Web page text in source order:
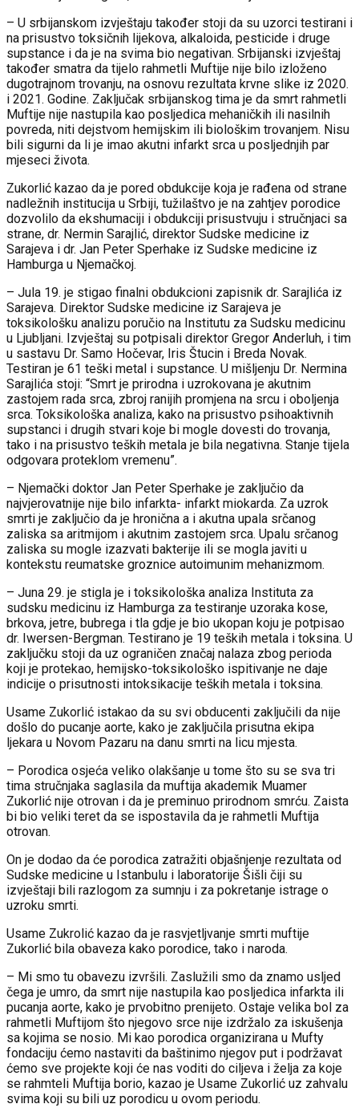
– U srbijanskom izvještaju također stoji da su uzorci testirani i
na prisustvo toksičnih lijekova, alkaloida, pesticide i druge
supstance i da je na svima bio negativan. Srbijanski izvještaj
također smatra da tijelo rahmetli Muftije nije bilo izloženo
dugotrajnom trovanju, na osnovu rezultata krvne slike iz 2020.
i 2021. Godine. Zaključak srbijanskog tima je da smrt rahmetli
Muftije nije nastupila kao posljedica mehaničkih ili nasilnih
povreda, niti dejstvom hemijskim ili biološkim trovanjem. Nisu
bili sigurni da li je imao akutni infarkt srca u posljednjih par
mjeseci života.
Zukorlić kazao da je pored obdukcije koja je rađena od strane
nadležnih institucija u Srbiji, tužilaštvo je na zahtjev porodice
dozvolilo da ekshumaciji i obdukciji prisustvuju i stručnjaci sa
strane, dr. Nermin Sarajlić, direktor Sudske medicine iz
Sarajeva i dr. Jan Peter Sperhake iz Sudske medicine iz
Hamburga u Njemačkoj.
– Jula 19. je stigao finalni obdukcioni zapisnik dr. Sarajlića iz
Sarajeva. Direktor Sudske medicine iz Sarajeva je
toksikološku analizu poručio na Institutu za Sudsku medicinu
u Ljubljani. Izvještaj su potpisali direktor Gregor Anderluh, i tim
u sastavu Dr. Samo Hočevar, Iris Štucin i Breda Novak.
Testiran je 61 teški metal i supstance. U mišljenju Dr. Nermina
Sarajlića stoji: “Smrt je prirodna i uzrokovana je akutnim
zastojem rada srca, zbroj ranijih promjena na srcu i oboljenja
srca. Toksikološka analiza, kako na prisustvo psihoaktivnih
supstanci i drugih stvari koje bi mogle dovesti do trovanja,
tako i na prisustvo teških metala je bila negativna. Stanje tijela
odgovara proteklom vremenu”.
– Njemački doktor Jan Peter Sperhake je zaključio da
najvjerovatnije nije bilo infarkta- infarkt miokarda. Za uzrok
smrti je zaključio da je hronična a i akutna upala srčanog
zaliska sa aritmijom i akutnim zastojem srca. Upalu srčanog
zaliska su mogle izazvati bakterije ili se mogla javiti u
kontekstu reumatske groznice autoimunim mehanizmom.
– Juna 29. je stigla je i toksikološka analiza Instituta za
sudsku medicinu iz Hamburga za testiranje uzoraka kose,
brkova, jetre, bubrega i tla gdje je bio ukopan koju je potpisao
dr. Iwersen-Bergman. Testirano je 19 teških metala i toksina. U
zaključku stoji da uz ograničen značaj nalaza zbog perioda
koji je protekao, hemijsko-toksikološko ispitivanje ne daje
indicije o prisutnosti intoksikacije teških metala i toksina.
Usame Zukorlić istakao da su svi obducenti zaključili da nije
došlo do pucanje aorte, kako je zaključila prisutna ekipa
ljekara u Novom Pazaru na danu smrti na licu mjesta.
– Porodica osjeća veliko olakšanje u tome što su se sva tri
tima stručnjaka saglasila da muftija akademik Muamer
Zukorlić nije otrovan i da je preminuo prirodnom smrću. Zaista
bi bio veliki teret da se ispostavila da je rahmetli Muftija
otrovan.
On je dodao da će porodica zatražiti objašnjenje rezultata od
Sudske medicine u Istanbulu i laboratorije Šišli čiji su
izvještaji bili razlogom za sumnju i za pokretanje istrage o
uzroku smrti.
Usame Zukrolić kazao da je rasvjetljvanje smrti muftije
Zukorlić bila obaveza kako porodice, tako i naroda.
– Mi smo tu obavezu izvršili. Zaslužili smo da znamo usljed
čega je umro, da smrt nije nastupila kao posljedica infarkta ili
pucanja aorte, kako je prvobitno prenijeto. Ostaje velika bol za
rahmetli Muftijom što njegovo srce nije izdržalo za iskušenja
sa kojima se nosio. Mi kao porodica organizirana u Mufty
fondaciju ćemo nastaviti da baštinimo njegov put i podržavat
ćemo sve projekte koji će nas voditi do ciljeva i želja za koje
se rahmteli Muftija borio, kazao je Usame Zukorlić uz zahvalu
svima koji su bili uz porodicu u ovom periodu.